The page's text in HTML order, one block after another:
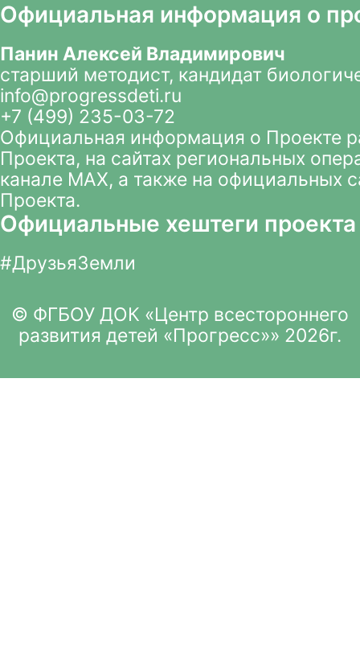
Официальная информация о
Панин Алексей Владимирович
старший методист, кандидат
info@progressdeti.ru
+7 (499) 235-03-72
Официальная информация о Проекте
Проекта, на сайтах региональных
канале MAX, а также на официальных
Проекта.
Официальные хештеги проекта
#ДрузьяЗемли
© ФГБОУ ДОК «Центр всестороннего
развития детей «Прогресс»» 2026г.